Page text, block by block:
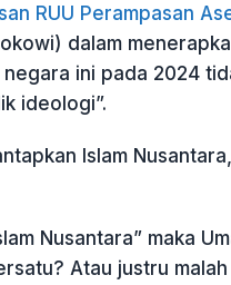
RUU Perampasan
dalam
ini pada 2024
ideologi”.
Islam
Nusantara” maka
Atau justru malah